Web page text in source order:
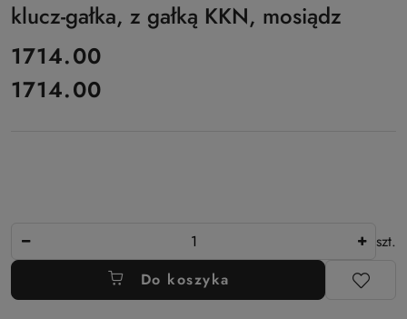
klucz-gałka, z gałką KKN, mosiądz
cena:
1714.00
Cena:
1714.00
szt.
Do koszyka